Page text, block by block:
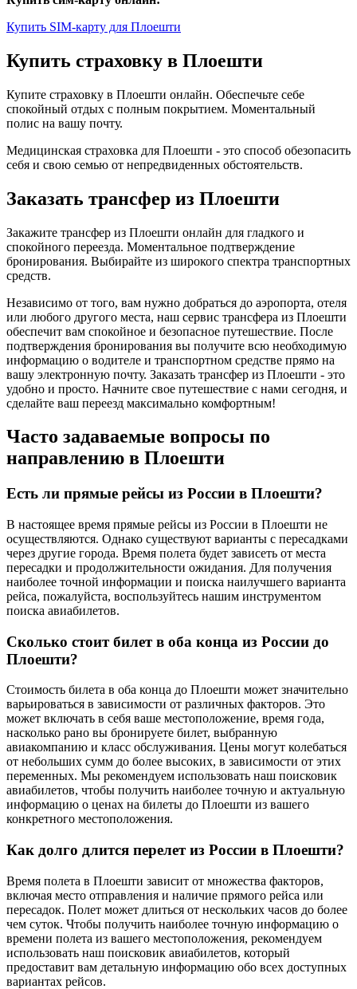
Купить SIM-карту для Плоешти
Купить страховку в Плоешти
Купите страховку в Плоешти онлайн. Обеспечьте себе
спокойный отдых с полным покрытием. Моментальный
полис на вашу почту.
Медицинская страховка для Плоешти - это способ обезопасить
себя и свою семью от непредвиденных обстоятельств.
Заказать трансфер из Плоешти
Закажите трансфер из Плоешти онлайн для гладкого и
спокойного переезда. Моментальное подтверждение
бронирования. Выбирайте из широкого спектра транспортных
средств.
Независимо от того, вам нужно добраться до аэропорта, отеля
или любого другого места, наш сервис трансфера из Плоешти
обеспечит вам спокойное и безопасное путешествие. После
подтверждения бронирования вы получите всю необходимую
информацию о водителе и транспортном средстве прямо на
вашу электронную почту. Заказать трансфер из Плоешти - это
удобно и просто. Начните свое путешествие с нами сегодня, и
сделайте ваш переезд максимально комфортным!
Часто задаваемые вопросы по
направлению в Плоешти
Есть ли прямые рейсы из России в Плоешти?
В настоящее время прямые рейсы из России в Плоешти не
осуществляются. Однако существуют варианты с пересадками
через другие города. Время полета будет зависеть от места
пересадки и продолжительности ожидания. Для получения
наиболее точной информации и поиска наилучшего варианта
рейса, пожалуйста, воспользуйтесь нашим инструментом
поиска авиабилетов.
Сколько стоит билет в оба конца из России до
Плоешти?
Стоимость билета в оба конца до Плоешти может значительно
варьироваться в зависимости от различных факторов. Это
может включать в себя ваше местоположение, время года,
насколько рано вы бронируете билет, выбранную
авиакомпанию и класс обслуживания. Цены могут колебаться
от небольших сумм до более высоких, в зависимости от этих
переменных. Мы рекомендуем использовать наш поисковик
авиабилетов, чтобы получить наиболее точную и актуальную
информацию о ценах на билеты до Плоешти из вашего
конкретного местоположения.
Как долго длится перелет из России в Плоешти?
Время полета в Плоешти зависит от множества факторов,
включая место отправления и наличие прямого рейса или
пересадок. Полет может длиться от нескольких часов до более
чем суток. Чтобы получить наиболее точную информацию о
времени полета из вашего местоположения, рекомендуем
использовать наш поисковик авиабилетов, который
предоставит вам детальную информацию обо всех доступных
вариантах рейсов.